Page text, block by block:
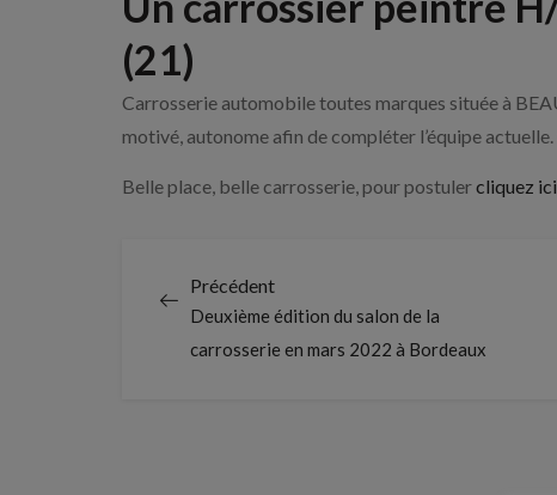
(21)
Carrosserie automobile toutes marques située à
motivé, autonome afin de compléter l’équipe
Belle place, belle carrosserie, pour postulercliquez ici
Précédent
Deuxième édition du salon de la
carrosserie en mars 2022 à Bordeaux